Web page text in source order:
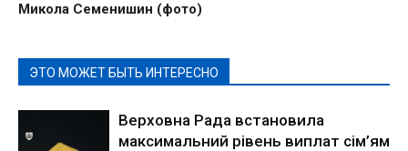
Микола Семенишин (фото)
ЭТО МОЖЕТ БЫТЬ ИНТЕРЕСНО
Верховна Рада встановила
максимальний рівень виплат сім’ям